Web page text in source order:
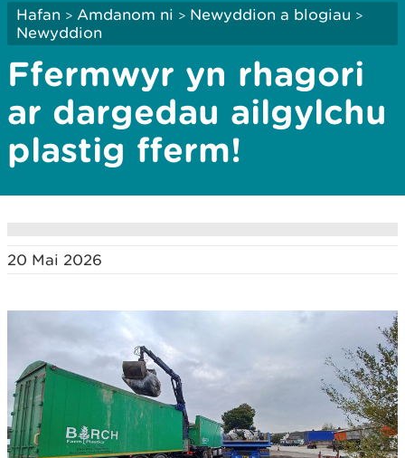
Hafan > Amdanom ni > Newyddion a blogiau >
Newyddion
Ffermwyr yn rhagori
ar dargedau ailgylchu
plastig fferm!
20 Mai 2026